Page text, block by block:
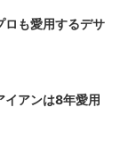
ロも愛用するデサ
イアンは8年愛用